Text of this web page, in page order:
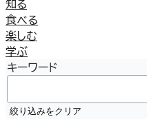
知る
食べる
楽しむ
学ぶ
キーワード
絞り込みをクリア